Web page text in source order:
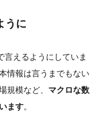
うに
言えるようにしていま
情報は言うまでもない
規模など、 マクロな数
ます。